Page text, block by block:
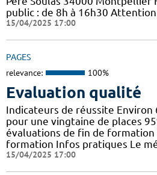
public : de 8h à 16h30
15/04/2025 17:00
PAGES
relevance: 100%
Evaluation qualité
Indicateurs de réussite Environ
pour une vingtaine de places
évaluations de fin de formation
formation Infos pratiques Le
15/04/2025 17:00